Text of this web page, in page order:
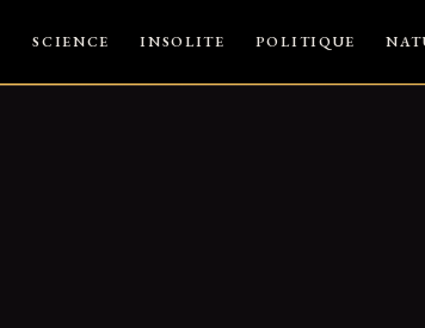
SCIENCE INSOLITE POLITIQUE